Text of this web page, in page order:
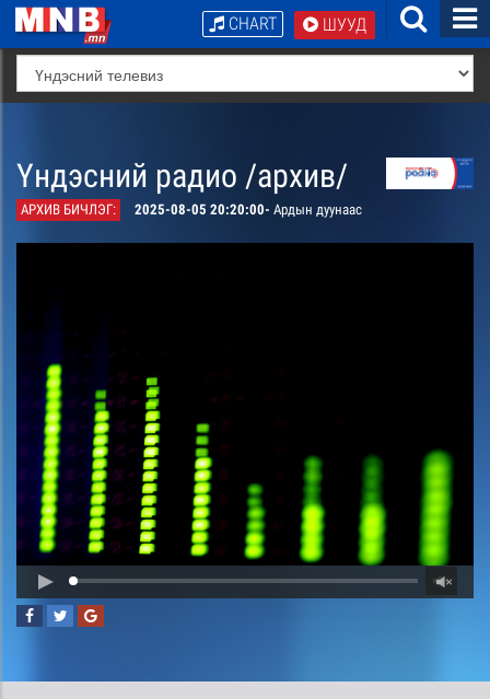
ШУУД
CHART
Үндэсний радио /архив/
АРХИВ БИЧЛЭГ: 2025-08-05 20:20:00- Ардын дуунаас